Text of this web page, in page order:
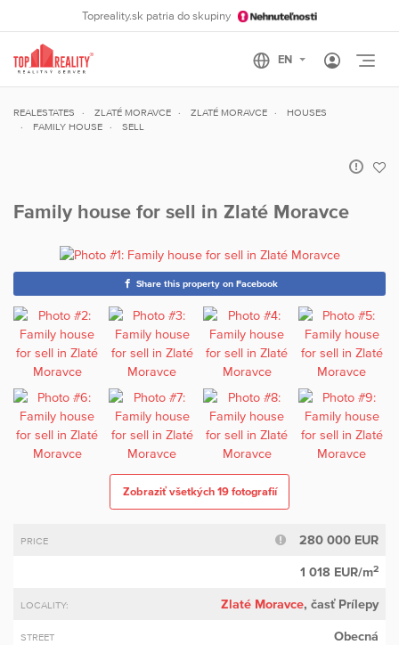
Topreality.sk patria do skupiny
REALESTATES ZLATÉ MORAVCE ZLATÉ MORAVCE
HOUSES
FAMILY HOUSE
SELL
Family house for sell in Zlaté Moravce
Share this property on Facebook
Zobraziť všetkých 19 fotografií
PRICE 280 000 EUR
1 018 EUR/m2
LOCALITY: Zlaté Moravce, časť Prílepy
STREET Obecná